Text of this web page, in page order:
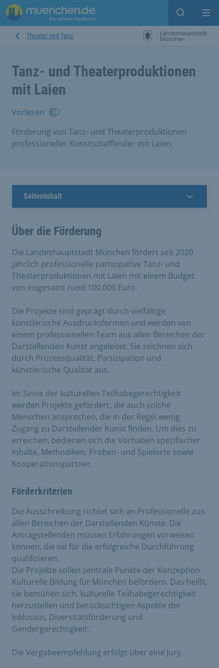
Suche
Theater und Tanz
Tanz- und Theaterproduktionen
mit Laien
Vorlesen
Förderung von Tanz- und Theaterproduktionen
professioneller Kunstschaffender mit Laien.
Seiteninhalt
Über die Förderung
Die Landeshauptstadt München fördert seit 2020
jährlich professionelle partizipative Tanz- und
Theaterproduktionen mit Laien mit einem Budget
von insgesamt rund 100.000 Euro.
Die Projekte sind geprägt durch vielfältige
künstlerische Ausdrucksformen und werden von
einem professionellen Team aus allen Bereichen der
Darstellenden Kunst angeleitet. Sie zeichnen sich
durch Prozessqualität, Partizipation und
künstlerische Qualität aus.
Im Sinne der kulturellen Teilhabegerechtigkeit
werden Projekte gefördert, die auch solche
Menschen ansprechen, die in der Regel wenig
Zugang zu Darstellender Kunst finden. Um dies zu
erreichen, bedienen sich die Vorhaben spezifischer
Inhalte, Methodiken, Proben- und Spielorte sowie
Kooperationspartner.
Förderkriterien
Die Ausschreibung richtet sich an Professionelle aus
allen Bereichen der Darstellenden Künste. Die
Antragstellenden müssen Erfahrungen vorweisen
können, die sie für die erfolgreiche Durchführung
qualifizieren.
Die Projekte sollen zentrale Punkte der Konzeption
Kulturelle Bildung für München befördern. Das heißt,
sie bemühen sich, kulturelle Teilhabegerechtigkeit
herzustellen und berücksichtigen Aspekte der
Inklusion, Diversitätsförderung und
Gendergerechtigkeit.
Die Vergabeempfehlung erfolgt über eine Jury.